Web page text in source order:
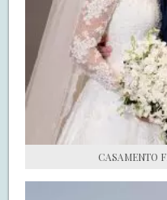
CASAMENTO